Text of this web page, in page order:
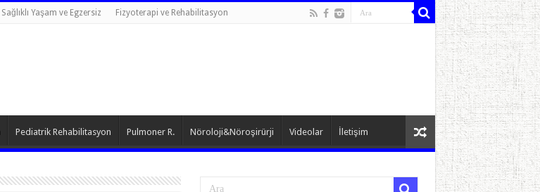
Sağlıklı Yaşam ve Egzersiz Fizyoterapi ve Rehabilitasyon
Pediatrik Rehabilitasyon Pulmoner R. Nöroloji&Nöroşirürji Videolar İletişim